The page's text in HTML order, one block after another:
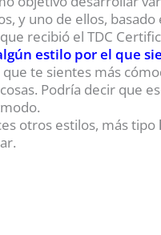
y uno de ellos,
recibió el TDC
estilo por el que
te sientes más
Podría decir que
otros estilos, más tipo